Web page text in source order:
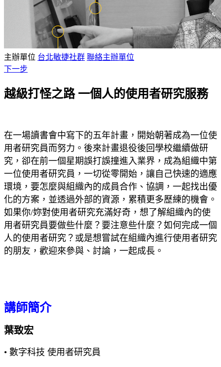
主辦單位 台北敏捷社群 聯絡主辦單位
下一步
越級打怪之路 一個人的使用者研究服務
在一場讀書會中寫下的五年計畫，開始朝著成為一位使
用者研究員而努力。後來計畫退役後回學校繼續做研
究，卻在前一個星期誤打誤撞進入業界，成為組織中第
一位使用者研究員，一切從零開始，讓自己快速的適應
環境，要怎麼與組織內的成員合作、協調，一起找出優
化的方案，並透過外部的資源，累積更多歷練的機會。
如果你/妳對使用者研究充滿好奇，想了解組織內的使
用者研究員要做些什麼？要注意些什麼？如何完成一個
人的使用者研究？或是想嘗試在組織內進行使用者研究
的朋友，歡迎來參與、討論，一起成長。
講師簡介
葉致宏
• 數字科技 使用者研究員